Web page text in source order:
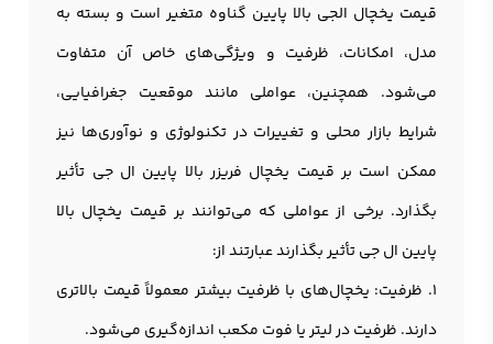
قیمت یخچال الجی بالا پایین گناوه متغیر است و بسته به
مدل، امکانات، ظرفیت و ویژگی‌های خاص آن متفاوت
می‌شود. همچنین، عواملی مانند موقعیت جغرافیایی،
شرایط بازار محلی و تغییرات در تکنولوژی و نوآوری‌ها نیز
ممکن است بر قیمت یخچال فریزر بالا پایین ال جی تأثیر
بگذارد. برخی از عواملی که می‌توانند بر قیمت یخچال بالا
پایین ال جی تأثیر بگذارند عبارتند از:
1. ظرفیت: یخچال‌های با ظرفیت بیشتر معمولاً قیمت بالاتری
دارند. ظرفیت در لیتر یا فوت مکعب اندازه‌گیری می‌شود.